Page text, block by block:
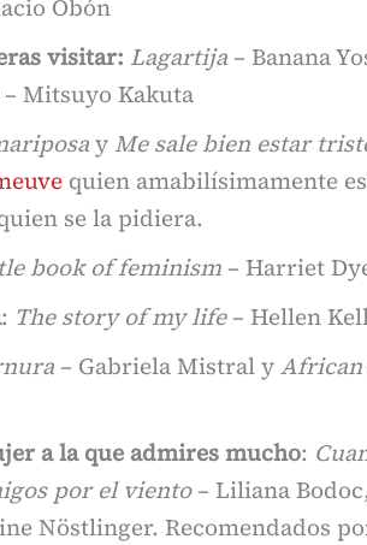
Obón
visitar: Lagartija – Banana
– Mitsuyo Kakuta
yMe sale bien estar
quien amabilísimamente
se la pidiera.
book of feminism – Harriet
: The story of my life– Hellen
– Gabriela Mistral yAfrican
a la que admires mucho:
por el viento– Liliana Bodoc,
Nöstlinger. Recomendados